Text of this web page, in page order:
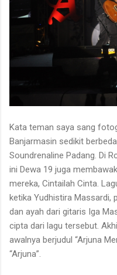
Kata teman saya sang
Banjarmasin sedikit
Soundrenaline Padang. Di
ini Dewa 19 juga
mereka, Cintailah Cinta.
ketika Yudhistira Massardi,
dan ayah dari gitaris Iga
cipta dari lagu tersebut.
awalnya berjudul “Arjuna
“Arjuna”.